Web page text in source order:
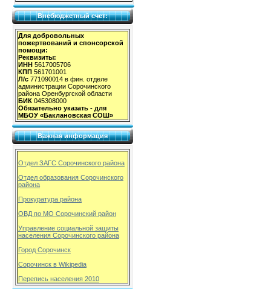
Внебюджетный счет:
Для добровольных
пожертвований и спонсорской
помощи:
Реквизиты:
ИНН 5617005706
КПП 561701001
Л/с 771090014 в фин. отделе
администрации Сорочинского
района Оренбургской области
БИК 045308000
Обязательно указать - для
МБОУ «Баклановская СОШ»
Важная информация
Отдел ЗАГС Сорочинского района
Отдел образования Сорочинского
района
Прокуратура района
ОВД по МО Сорочинский район
Управление социальной защиты
населения Сорочинского района
Город Сорочинск
Сорочинск в Wikipedia
Перепись населения 2010